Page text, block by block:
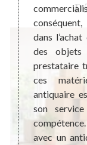
une
des
à
la
nous
dans
des objets
prestataire
ces
antiquaire
son
avec un